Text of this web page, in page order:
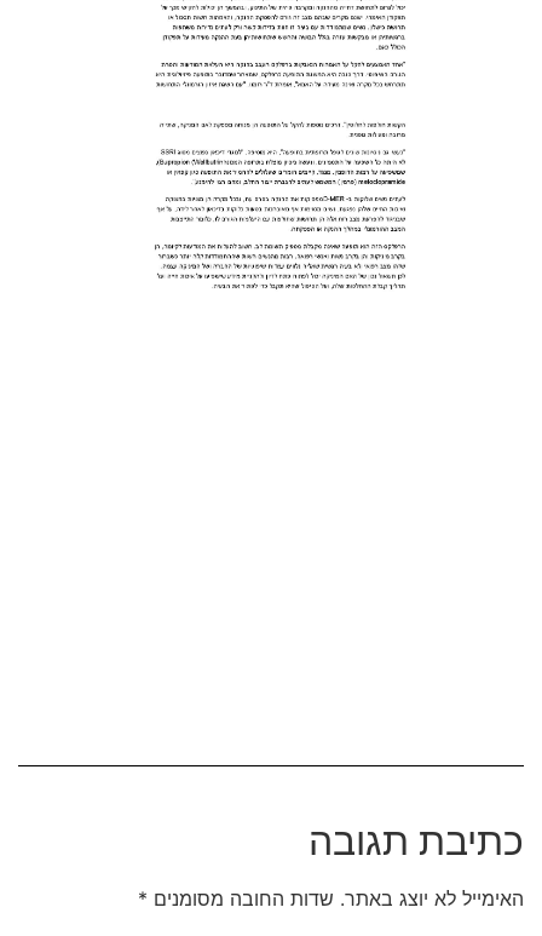
כתיבת תגובה
האימייל לא יוצג באתר. שדות החובה מסומנים *